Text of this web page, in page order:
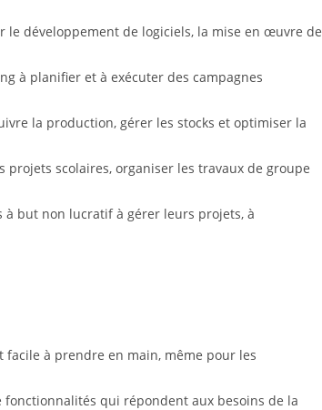
le développement de logiciels, la mise en œuvre de
à planifier et à exécuter des campagnes
la production, gérer les stocks et optimiser la
scolaires, organiser les travaux de groupe
à but non lucratif à gérer leurs projets, à
à prendre en main, même pour les
qui répondent aux besoins de la